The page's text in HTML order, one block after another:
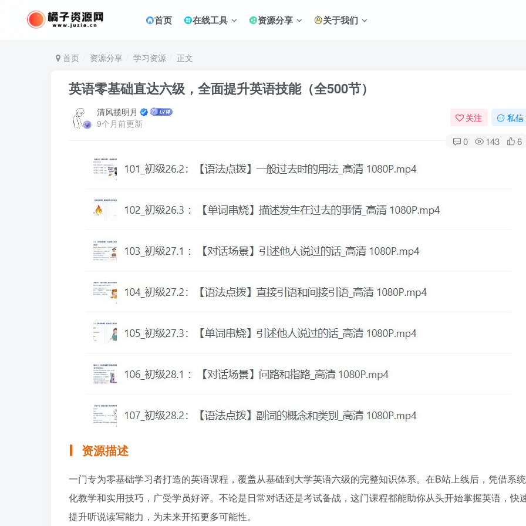
首页 在线工具 资源分享 关于我们
首页 资源分享 学习资源 正文
英语零基础直达六级，全面提升英语技能（全500节）
清风揽明月
9个月前更新
关注 私信
0 143 6
资源描述
一门专为零基础学习者打造的英语课程，覆盖从基础到大学英语六级的完整知识体系。在B站上线后，凭借系统
化教学和实用技巧，广受学员好评。不论是日常对话还是考试备战，这门课程都能助你从头开始掌握英语，快
提升听说读写能力，为未来开拓更多可能性。